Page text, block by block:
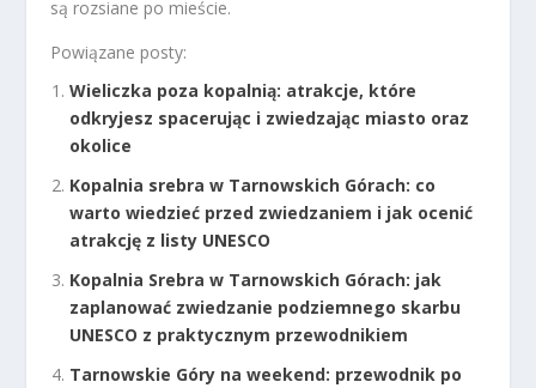
są rozsiane po mieście.
Powiązane posty:
Wieliczka poza kopalnią: atrakcje, które
odkryjesz spacerując i zwiedzając miasto oraz
okolice
Kopalnia srebra w Tarnowskich Górach: co
warto wiedzieć przed zwiedzaniem i jak ocenić
atrakcję z listy UNESCO
Kopalnia Srebra w Tarnowskich Górach: jak
zaplanować zwiedzanie podziemnego skarbu
UNESCO z praktycznym przewodnikiem
Tarnowskie Góry na weekend: przewodnik po